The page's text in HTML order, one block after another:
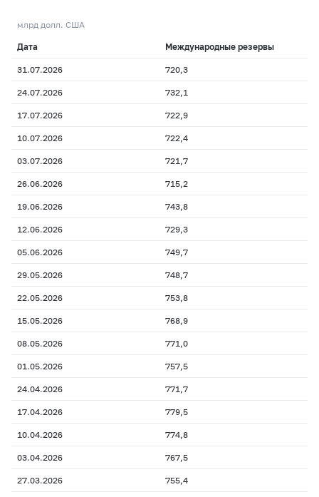
млрд долл. США
Дата Международные резервы
31.07.2026 720,3
24.07.2026 732,1
17.07.2026 722,9
10.07.2026 722,4
03.07.2026 721,7
26.06.2026 715,2
19.06.2026 743,8
12.06.2026 729,3
05.06.2026 749,7
29.05.2026 748,7
22.05.2026 753,8
15.05.2026 768,9
08.05.2026 771,0
01.05.2026 757,5
24.04.2026 771,7
17.04.2026 779,5
10.04.2026 774,8
03.04.2026 767,5
27.03.2026 755,4